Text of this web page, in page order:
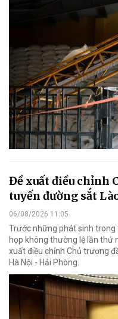
Đề xuất điều chỉnh
tuyến đường sắt
06/08/2026 11:05
Trước những phát sinh trong
họp không thường lệ lần thứ
xuất điều chỉnh Chủ trương
Hà Nội - Hải Phòng.